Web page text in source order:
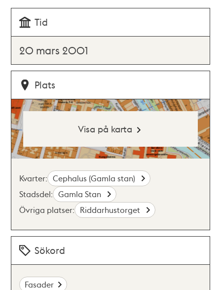
Tid
20 mars 2001
Plats
Visa på karta
Kvarter: Cephalus (Gamla stan)
Stadsdel: Gamla Stan
Övriga platser: Riddarhustorget
Sökord
Fasader